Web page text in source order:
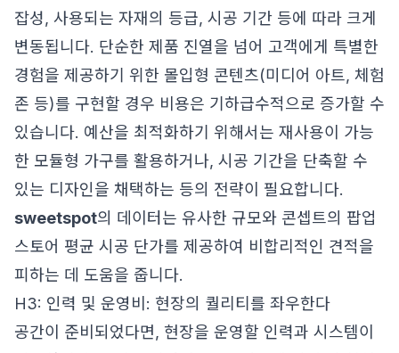
잡성, 사용되는 자재의 등급, 시공 기간 등에 따라 크게
변동됩니다. 단순한 제품 진열을 넘어 고객에게 특별한
경험을 제공하기 위한 몰입형 콘텐츠(미디어 아트, 체험
존 등)를 구현할 경우 비용은 기하급수적으로 증가할 수
있습니다. 예산을 최적화하기 위해서는 재사용이 가능
한 모듈형 가구를 활용하거나, 시공 기간을 단축할 수
있는 디자인을 채택하는 등의 전략이 필요합니다.
sweetspot의 데이터는 유사한 규모와 콘셉트의 팝업
스토어 평균 시공 단가를 제공하여 비합리적인 견적을
피하는 데 도움을 줍니다.
H3: 인력 및 운영비: 현장의 퀄리티를 좌우한다
공간이 준비되었다면, 현장을 운영할 인력과 시스템이